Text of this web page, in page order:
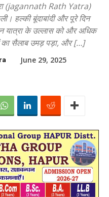
(jagannath Rath Yatra)
हल्की बूंदाबांदी और पूरे दिन
यात्रा के उल्लास को और अधिक
का सैलाब उमड़ पड़ा, और […]
June 29, 2025